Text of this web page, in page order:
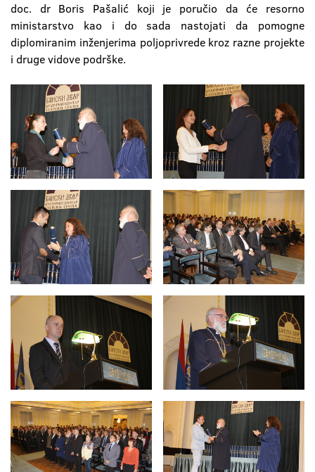
doc. dr Boris Pašalić koji je poručio da će resorno
ministarstvo kao i do sada nastojati da pomogne
diplomiranim inženjerima poljoprivrede kroz razne projekte
i druge vidove podrške.